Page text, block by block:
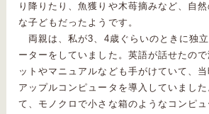
り降りたり、魚獲りや木苺摘みなど、自
な子どもだったようです。
両親は、私が3、4歳ぐらいのときに独
ーターをしていました。英語が話せたの
ットやマニュアルなども手がけていて、
アップルコンピュータを導入していまし
て、モノクロで小さな箱のようなコンピュ